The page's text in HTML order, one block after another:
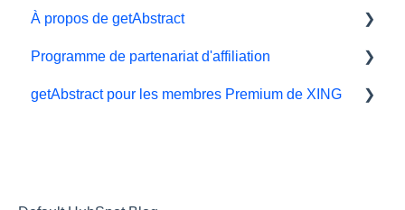
Application
Ma bibliothèque et mes listes
Préférences et affichage
Outils d'apprentissage
Intégration getAbstract
Plan Teams
À propos de getAbstract
Résumés et éditorial
Nous contacter
Programme de partenariat d'affiliation
Affiliés et impact
getAbstract pour les membres Premium de XING